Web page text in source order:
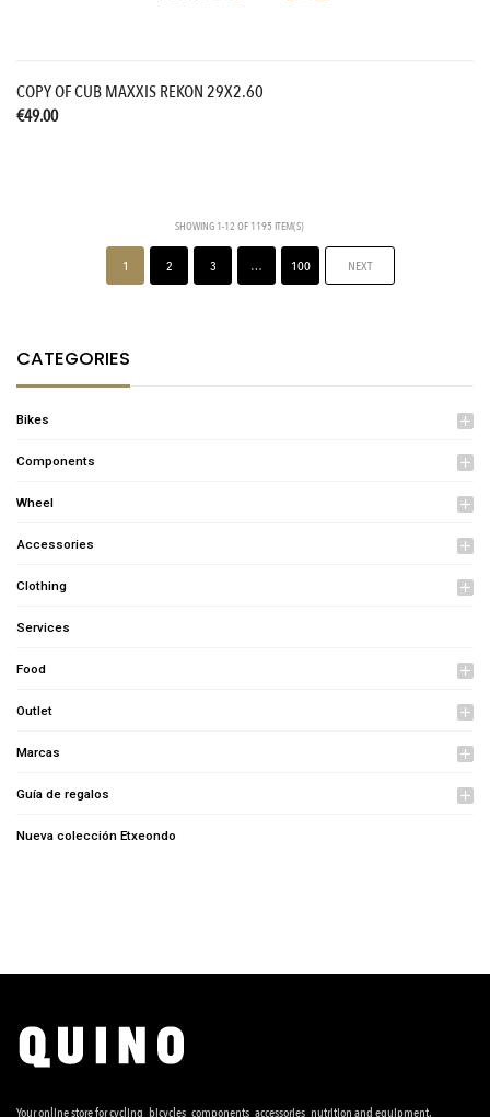
CATEGORIES
Bikes add
Components add
Wheel add
Accessories add
Clothing add
Services
Food add
Outlet add
Marcas add
Guía de regalos add
Nueva colección Etxeondo
COPY OF CUB MAXXIS REKON 29X2.60
€49.00
SHOWING 1-12 OF 1195 ITEM(S)
1 2 3 … 100 NEXT
Your online store for cycling, bicycles, components, accessories, nutrition and equipment.